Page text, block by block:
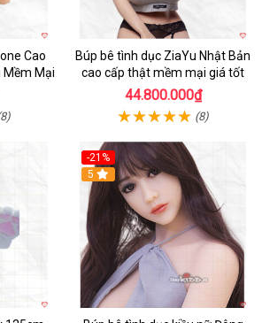
Cao
Mềm Mại
Búp bê tình dục ZiaYu Nhật Bản
cao cấp thật mềm mại giá tốt
44.800.000₫
(8)
-21%
Hot
5